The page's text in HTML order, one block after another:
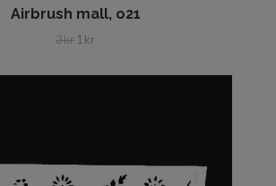
Airbrush mall, o21
3 kr 1 kr